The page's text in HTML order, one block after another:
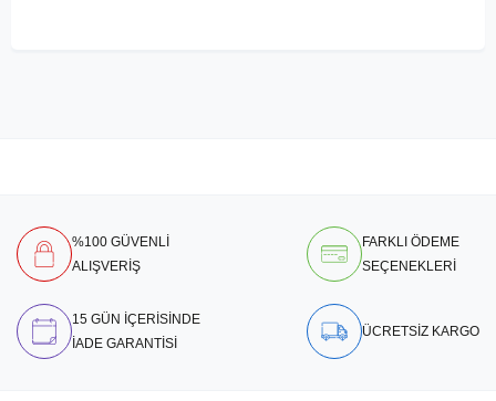
%100 GÜVENLİ
ALIŞVERİŞ
FARKLI ÖDEME
SEÇENEKLERİ
15 GÜN İÇERİSİNDE
İADE GARANTİSİ
ÜCRETSİZ KARGO